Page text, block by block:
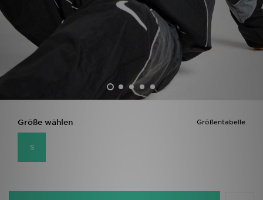
Größentabelle
Größe wählen
S
Hilfe & Kontakt
Geschenkgutschein
Studenten